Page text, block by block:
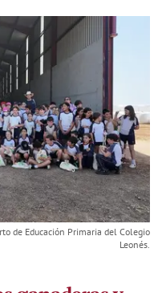
de Educación Primaria del Colegio
Leonés.